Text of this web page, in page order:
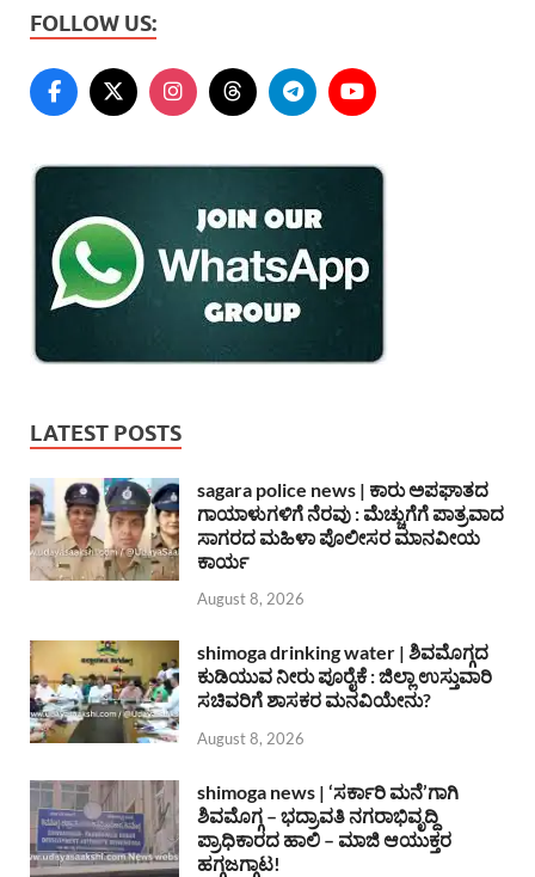
FOLLOW US:
LATEST POSTS
sagara police news | ಕಾರು ಅಪಘಾತದ
ಗಾಯಾಳುಗಳಿಗೆ ನೆರವು : ಮೆಚ್ಚುಗೆಗೆ ಪಾತ್ರವಾದ
ಸಾಗರದ ಮಹಿಳಾ ಪೊಲೀಸರ ಮಾನವೀಯ
ಕಾರ್ಯ
August 8, 2026
shimoga drinking water | ಶಿವಮೊಗ್ಗದ
ಕುಡಿಯುವ ನೀರು ಪೂರೈಕೆ : ಜಿಲ್ಲಾ ಉಸ್ತುವಾರಿ
ಸಚಿವರಿಗೆ ಶಾಸಕರ ಮನವಿಯೇನು?
August 8, 2026
shimoga news | ‘ಸರ್ಕಾರಿ ಮನೆ’ಗಾಗಿ
ಶಿವಮೊಗ್ಗ – ಭದ್ರಾವತಿ ನಗರಾಭಿವೃದ್ದಿ
ಪ್ರಾಧಿಕಾರದ ಹಾಲಿ – ಮಾಜಿ ಆಯುಕ್ತರ
ಹಗ್ಗಜಗ್ಗಾಟ!